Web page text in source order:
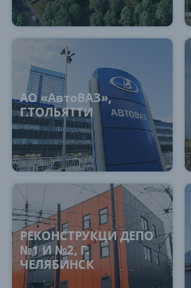
АО «АвтоВАЗ»,
Г.ТОЛЬЯТТИ
РЕКОНСТРУКЦИ ДЕПО
№1 И №2, Г.
ЧЕЛЯБИНСК